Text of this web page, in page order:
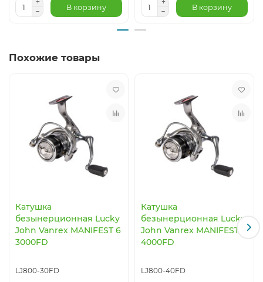
В корзину В корзину
Похожие товары
Катушка
безынерционная Lucky
John Vanrex MANIFEST 6
3000FD
LJ800-30FD
Катушка
безынерционная Lucky
John Vanrex MANIFEST 6
4000FD
LJ800-40FD